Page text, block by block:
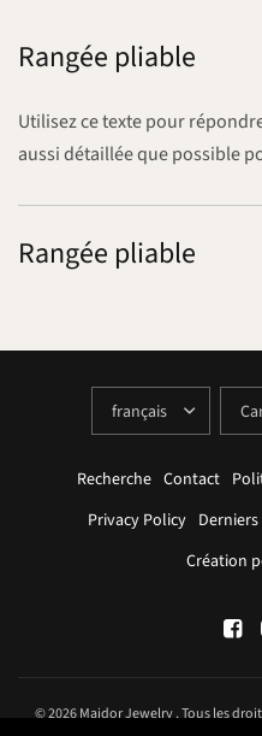
Rangée pliable
Utilisez ce texte pour
aussi détaillée que possible
Rangée pliable
METTRE
JOUR
LE
RÉGION
JOUR
LE
Recherche Contact
Privacy Policy
Création
© 2026 Maidor Jewelry , Tous les